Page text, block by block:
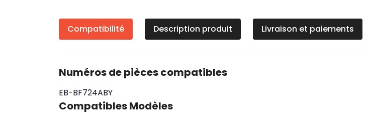
Compatibilité Description produit Livraison et paiements
Numéros de pièces compatibles
EB-BF724ABY
Compatibles Modèles